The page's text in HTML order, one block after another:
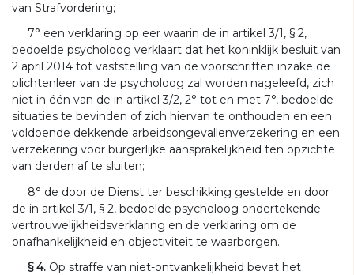
van Strafvordering;
7° een verklaring op eer waarin de in artikel 3/1, § 2,
bedoelde psycholoog verklaart dat het koninklijk besluit van
2 april 2014 tot vaststelling van de voorschriften inzake de
plichtenleer van de psycholoog zal worden nageleefd, zich
niet in één van de in artikel 3/2, 2° tot en met 7°, bedoelde
situaties te bevinden of zich hiervan te onthouden en een
voldoende dekkende arbeidsongevallenverzekering en een
verzekering voor burgerlijke aansprakelijkheid ten opzichte
van derden af te sluiten;
8° de door de Dienst ter beschikking gestelde en door
de in artikel 3/1, § 2, bedoelde psycholoog ondertekende
vertrouwelijkheidsverklaring en de verklaring om de
onafhankelijkheid en objectiviteit te waarborgen.
§ 4. Op straffe van niet-ontvankelijkheid bevat het